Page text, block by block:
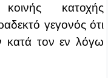
κατοχής
γεγονός ότι
κατά τον εν λόγω